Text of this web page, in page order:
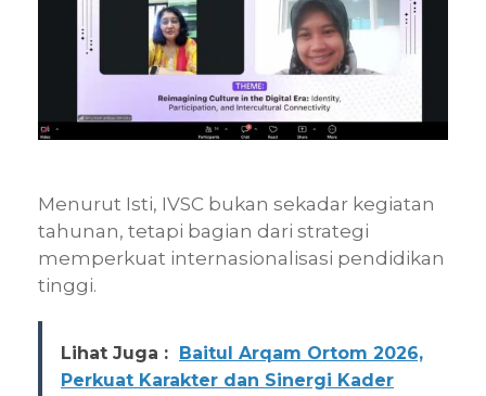
Menurut Isti, IVSC bukan sekadar kegiatan
tahunan, tetapi bagian dari strategi
memperkuat internasionalisasi pendidikan
tinggi.
Lihat Juga :
Baitul Arqam Ortom 2026,
Perkuat Karakter dan Sinergi Kader